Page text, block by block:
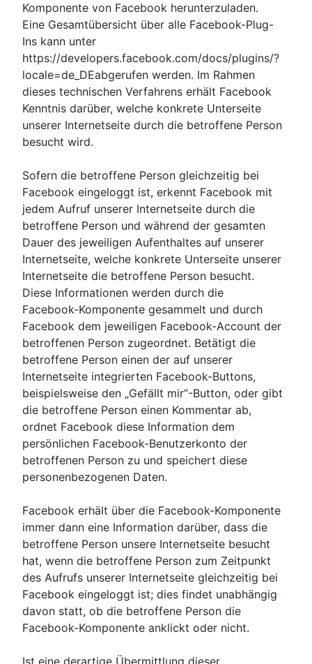
Komponente von Facebook herunterzuladen.
Eine Gesamtübersicht über alle Facebook-Plug-
Ins kann unter
https://developers.facebook.com/docs/plugins/?
locale=de_DEabgerufen werden. Im Rahmen
dieses technischen Verfahrens erhält Facebook
Kenntnis darüber, welche konkrete Unterseite
unserer Internetseite durch die betroffene Person
besucht wird.
Sofern die betroffene Person gleichzeitig bei
Facebook eingeloggt ist, erkennt Facebook mit
jedem Aufruf unserer Internetseite durch die
betroffene Person und während der gesamten
Dauer des jeweiligen Aufenthaltes auf unserer
Internetseite, welche konkrete Unterseite unserer
Internetseite die betroffene Person besucht.
Diese Informationen werden durch die
Facebook-Komponente gesammelt und durch
Facebook dem jeweiligen Facebook-Account der
betroffenen Person zugeordnet. Betätigt die
betroffene Person einen der auf unserer
Internetseite integrierten Facebook-Buttons,
beispielsweise den „Gefällt mir“-Button, oder gibt
die betroffene Person einen Kommentar ab,
ordnet Facebook diese Information dem
persönlichen Facebook-Benutzerkonto der
betroffenen Person zu und speichert diese
personenbezogenen Daten.
Facebook erhält über die Facebook-Komponente
immer dann eine Information darüber, dass die
betroffene Person unsere Internetseite besucht
hat, wenn die betroffene Person zum Zeitpunkt
des Aufrufs unserer Internetseite gleichzeitig bei
Facebook eingeloggt ist; dies findet unabhängig
davon statt, ob die betroffene Person die
Facebook-Komponente anklickt oder nicht.